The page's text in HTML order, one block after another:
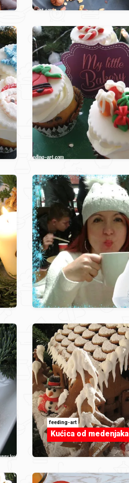
feeding-art
Kućica od medenjaka